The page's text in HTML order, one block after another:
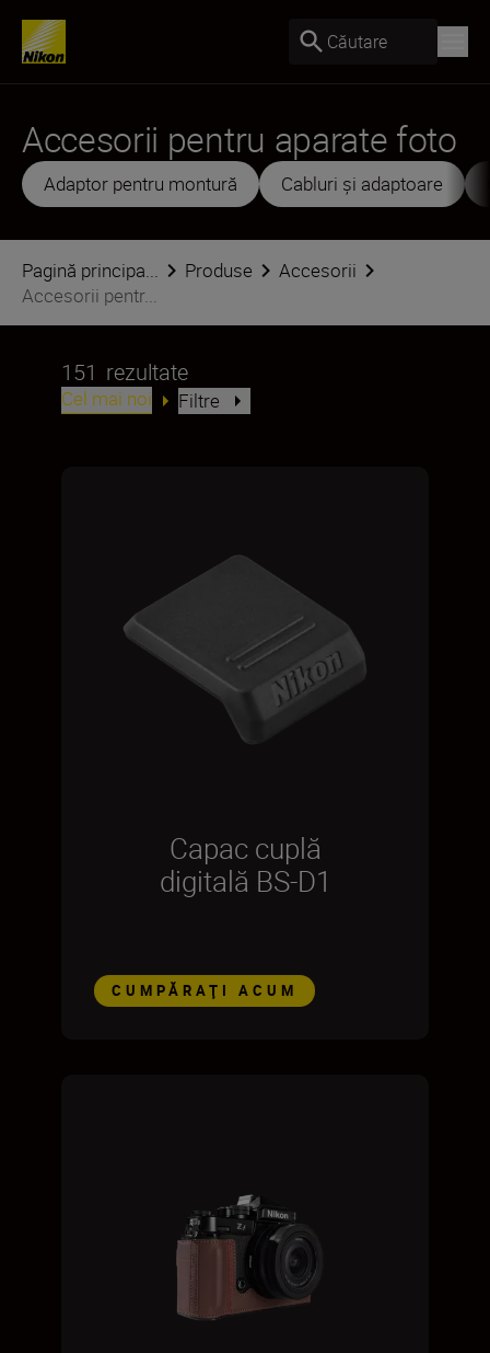
Căutare
Accesorii pentru aparate foto
Adaptor pentru montură Cabluri și adaptoare
Pagină principa... Produse
Accesorii
Accesorii pentr...
151 rezultate
Cel mai noi Filtre
Capac cuplă
digitală BS-D1
CUMPĂRAŢI ACUM